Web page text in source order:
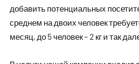
добавить потенциальных
среднем на двоих человек
месяц, до 5 человек – 2 кг и так